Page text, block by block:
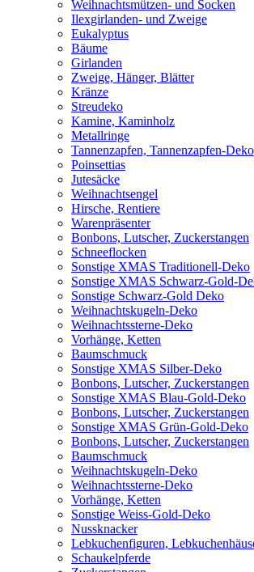
Weihnachtsmützen- und Socken
Ilexgirlanden- und Zweige
Eukalyptus
Bäume
Girlanden
Zweige, Hänger, Blätter
Kränze
Streudeko
Kamine, Kaminholz
Metallringe
Tannenzapfen, Tannenzapfen-Deko
Poinsettias
Jutesäcke
Weihnachtsengel
Hirsche, Rentiere
Warenpräsenter
Bonbons, Lutscher, Zuckerstangen
Schneeflocken
Sonstige XMAS Traditionell-Deko
Sonstige XMAS Schwarz-Gold-
Sonstige Schwarz-Gold Deko
Weihnachtskugeln-Deko
Weihnachtssterne-Deko
Vorhänge, Ketten
Baumschmuck
Sonstige XMAS Silber-Deko
Bonbons, Lutscher, Zuckerstangen
Sonstige XMAS Blau-Gold-Deko
Bonbons, Lutscher, Zuckerstangen
Sonstige XMAS Grün-Gold-Deko
Bonbons, Lutscher, Zuckerstangen
Baumschmuck
Weihnachtskugeln-Deko
Weihnachtssterne-Deko
Vorhänge, Ketten
Sonstige Weiss-Gold-Deko
Nussknacker
Lebkuchenfiguren,
Schaukelpferde